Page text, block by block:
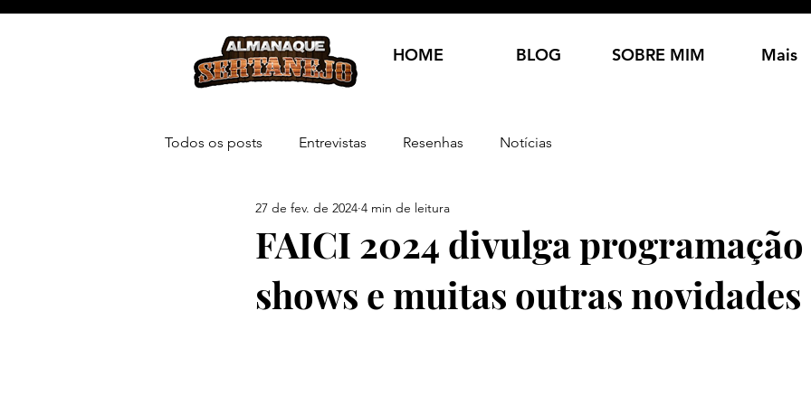
HOME BLOG SOBRE MIM Mais
Todos os posts Entrevistas Resenhas Notícias
FAICI 2024 divulga programação
shows e muitas outras novidades
27 de fev. de 2024 4 min de leitura